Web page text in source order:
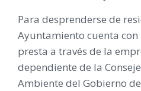
Para desprenderse de
Ayuntamiento cuenta con
presta a través de la
dependiente de la
Ambiente del Gobierno